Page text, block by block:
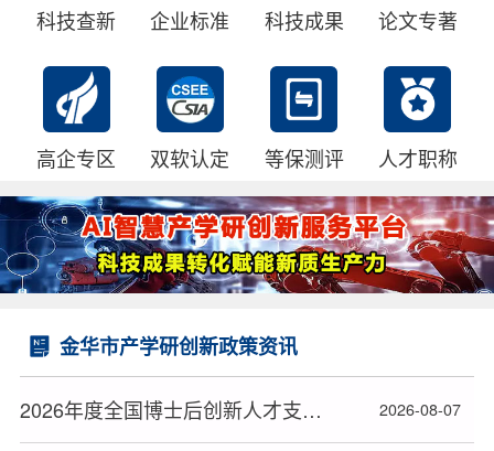
科技查新 企业标准 科技成果 论文专著
高企专区 双软认定 等保测评 人才职称
金华市产学研创新政策资讯
2026年度全国博士后创新人才支持计划获选人员名单公布 2026-08-07